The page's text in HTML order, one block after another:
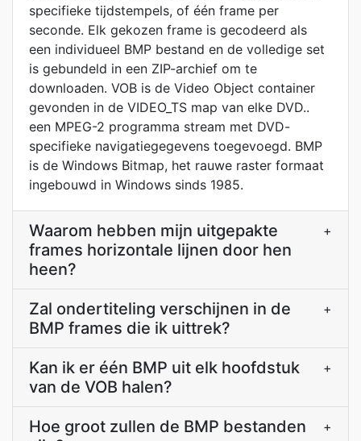
specifieke tijdstempels, of één frame per
seconde. Elk gekozen frame is gecodeerd als
een individueel BMP bestand en de volledige set
is gebundeld in een ZIP-archief om te
downloaden. VOB is de Video Object container
gevonden in de VIDEO_TS map van elke DVD..
een MPEG-2 programma stream met DVD-
specifieke navigatiegegevens toegevoegd. BMP
is de Windows Bitmap, het rauwe raster formaat
ingebouwd in Windows sinds 1985.
Waarom hebben mijn uitgepakte
frames horizontale lijnen door hen
heen?
+
Zal ondertiteling verschijnen in de
BMP frames die ik uittrek?
+
Kan ik er één BMP uit elk hoofdstuk
van de VOB halen?
+
Hoe groot zullen de BMP bestanden
+